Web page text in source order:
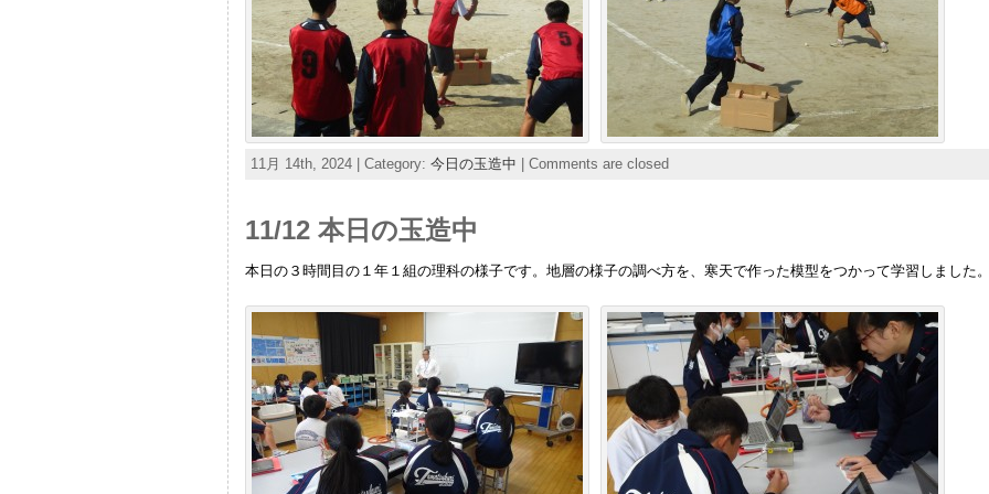
11月 14th, 2024 | Category: 今日の玉造中 Comments are closed
11/12 本日の玉造中
本日の３時間目の１年１組の理科の様子です。地層の様子の調べ方を、寒天で作った模型をつかって学習しました